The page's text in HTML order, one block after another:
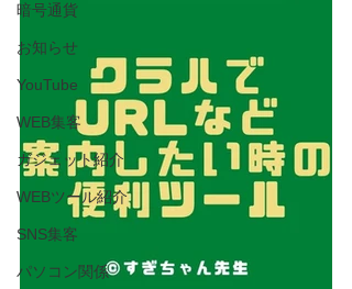
暗号通貨
お知らせ
YouTube
WEB集客
ガジェット紹介
WEBツール紹介
SNS集客
パソコン関係